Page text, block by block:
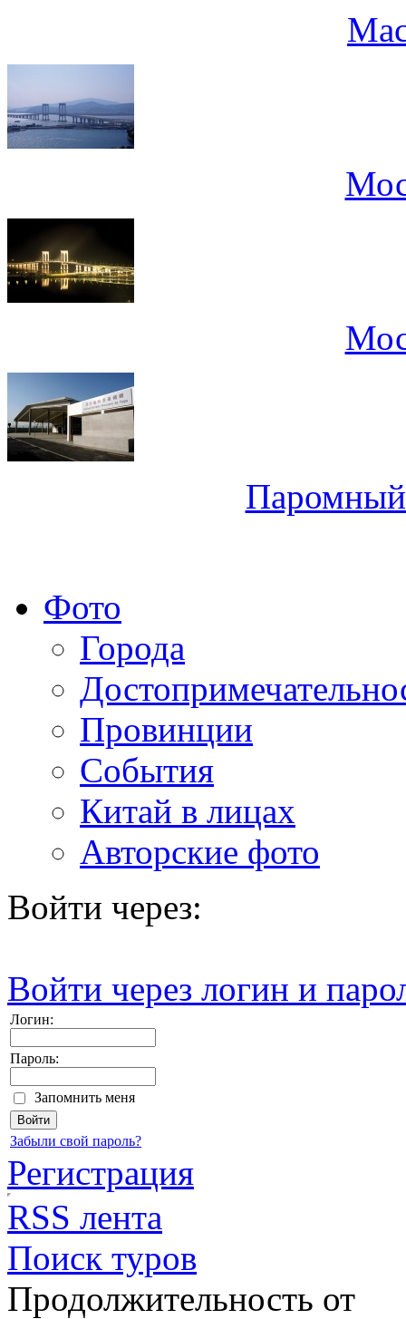
Паромный
Фото
Города
Провинции
События
Китай в лицах
Авторские фото
Войти через:
Войти через логин и
Логин:
Пароль:
Запомнить меня
Забыли свой пароль?
Регистрация
RSS лента
Поиск туров
Продолжительность от